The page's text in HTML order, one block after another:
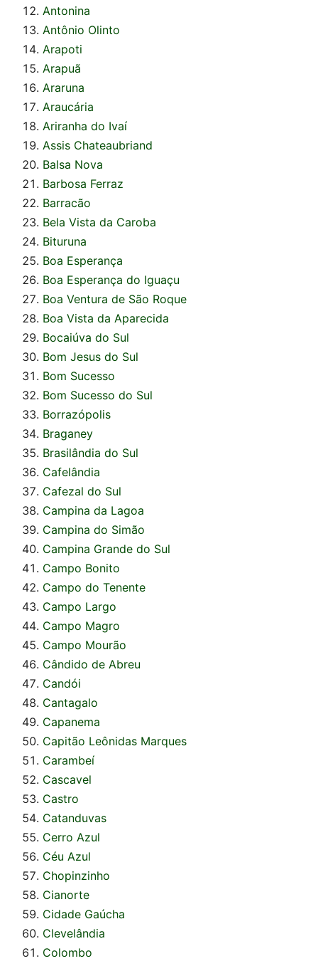
Antonina
Antônio Olinto
Arapoti
Arapuã
Araruna
Araucária
Ariranha do Ivaí
Assis Chateaubriand
Balsa Nova
Barbosa Ferraz
Barracão
Bela Vista da Caroba
Bituruna
Boa Esperança
Boa Esperança do Iguaçu
Boa Ventura de São Roque
Boa Vista da Aparecida
Bocaiúva do Sul
Bom Jesus do Sul
Bom Sucesso
Bom Sucesso do Sul
Borrazópolis
Braganey
Brasilândia do Sul
Cafelândia
Cafezal do Sul
Campina da Lagoa
Campina do Simão
Campina Grande do Sul
Campo Bonito
Campo do Tenente
Campo Largo
Campo Magro
Campo Mourão
Cândido de Abreu
Candói
Cantagalo
Capanema
Capitão Leônidas Marques
Carambeí
Cascavel
Castro
Catanduvas
Cerro Azul
Céu Azul
Chopinzinho
Cianorte
Cidade Gaúcha
Clevelândia
Colombo